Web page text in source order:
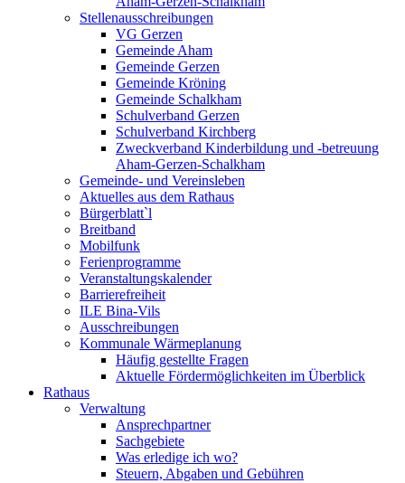
Stellenausschreibungen
VG Gerzen
Gemeinde Aham
Gemeinde Gerzen
Gemeinde Kröning
Gemeinde Schalkham
Schulverband Gerzen
Schulverband Kirchberg
Zweckverband Kinderbildung und -betreuung
Aham-Gerzen-Schalkham
Gemeinde- und Vereinsleben
Aktuelles aus dem Rathaus
Bürgerblatt`l
Breitband
Mobilfunk
Ferienprogramme
Veranstaltungskalender
Barrierefreiheit
ILE Bina-Vils
Ausschreibungen
Kommunale Wärmeplanung
Häufig gestellte Fragen
Aktuelle Fördermöglichkeiten im Überblick
Rathaus
Verwaltung
Ansprechpartner
Sachgebiete
Was erledige ich wo?
Steuern, Abgaben und Gebühren